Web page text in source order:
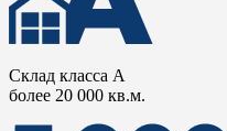
Склад класса А
более 20 000 кв.м.